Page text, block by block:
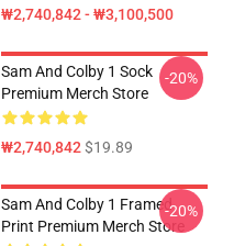
₩2,740,842 - ₩3,100,500
Sam And Colby 1 Sock
Premium Merch Store
₩2,740,842$19.89
-20%
Sam And Colby 1 Framed
Print Premium Merch Store
-20%